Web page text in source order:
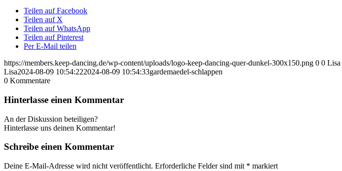
Teilen auf Facebook
Teilen auf X
Teilen auf WhatsApp
Teilen auf Pinterest
Per E-Mail teilen
https://members.keep-dancing.de/wp-content/uploads/logo-keep-dancing-quer-dunkel-300x150.png 0 0 Lisa
Lisa2024-08-09 10:54:222024-08-09 10:54:33gardemaedel-schlappen
0 Kommentare
Hinterlasse einen Kommentar
An der Diskussion beteiligen?
Hinterlasse uns deinen Kommentar!
Schreibe einen Kommentar
Deine E-Mail-Adresse wird nicht veröffentlicht. Erforderliche Felder sind mit * markiert